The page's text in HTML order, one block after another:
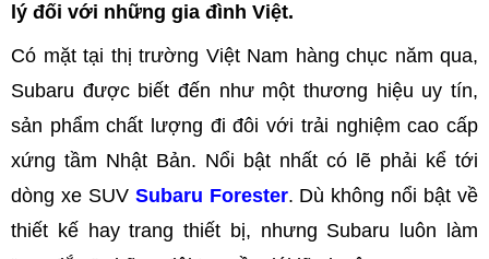
lý đối với những gia đình Việt.
Có mặt tại thị trường Việt Nam hàng chục năm qua,
Subaru được biết đến như một thương hiệu uy tín,
sản phẩm chất lượng đi đôi với trải nghiệm cao cấp
xứng tầm Nhật Bản. Nổi bật nhất có lẽ phải kể tới
dòng xe SUV Subaru Forester. Dù không nổi bật về
thiết kế hay trang thiết bị, nhưng Subaru luôn làm